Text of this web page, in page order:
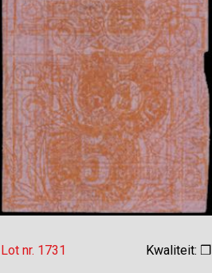
Lot nr. 1731 Kwaliteit: ❒